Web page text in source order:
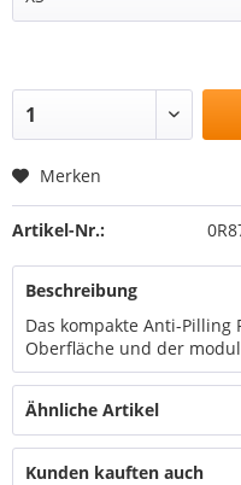
Merken
Artikel-Nr.:
Beschreibung
Das kompakte Anti-Pilling
Oberfläche und der
Ähnliche Artikel
Kunden kauften auch